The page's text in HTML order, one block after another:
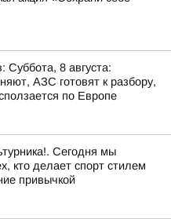
Суббота, 8 августа:
АЗС готовят к разбору,
по Европе
Сегодня мы
кто делает спорт стилем
привычкой